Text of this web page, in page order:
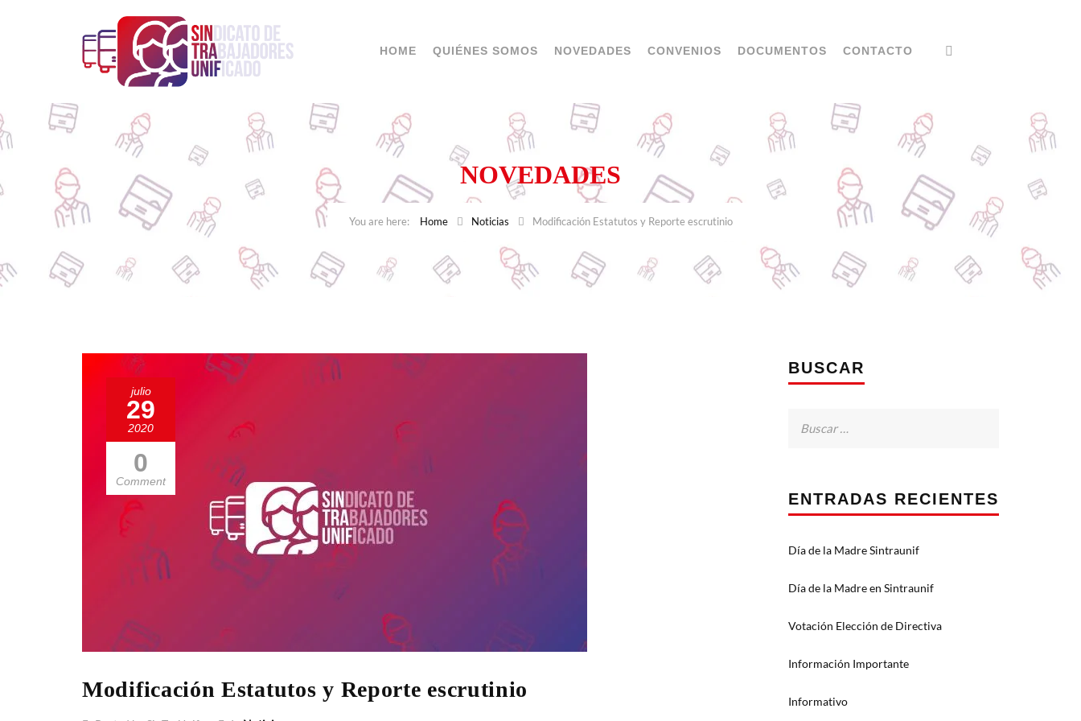
HOME QUIÉNES SOMOS NOVEDADES CONVENIOS DOCUMENTOS CONTACTO
NOVEDADES
Home Noticias Modificación Estatutos y Reporte escrutinio
julio
29
2020
0
Comment
Modificación Estatutos y Reporte escrutinio
BUSCAR
ENTRADAS RECIENTES
Día de la Madre Sintraunif
Día de la Madre en Sintraunif
Votación Elección de Directiva
Información Importante
Informativo